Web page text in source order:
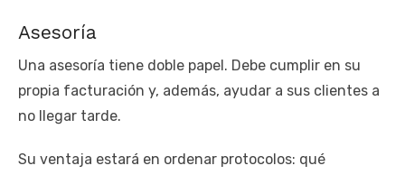
Asesoría
Una asesoría tiene doble papel. Debe cumplir en su
propia facturación y, además, ayudar a sus clientes a
no llegar tarde.
Su ventaja estará en ordenar protocolos: qué